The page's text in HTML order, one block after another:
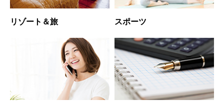
リゾート＆旅 スポーツ